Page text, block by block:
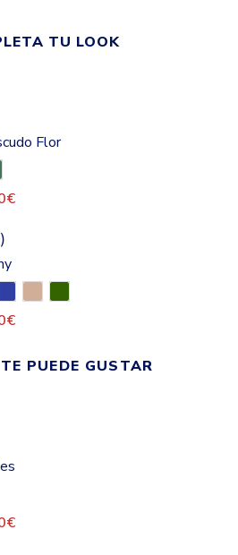
TU LOOK
Flor
€
€
PUEDE GUSTAR
€